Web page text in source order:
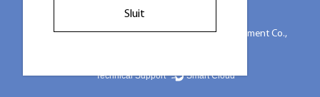
Auteursrecht ©Jiangsu Chuandao Intelligent Equipment Co.,
Technical Support ： Smart Cloud
Sluit